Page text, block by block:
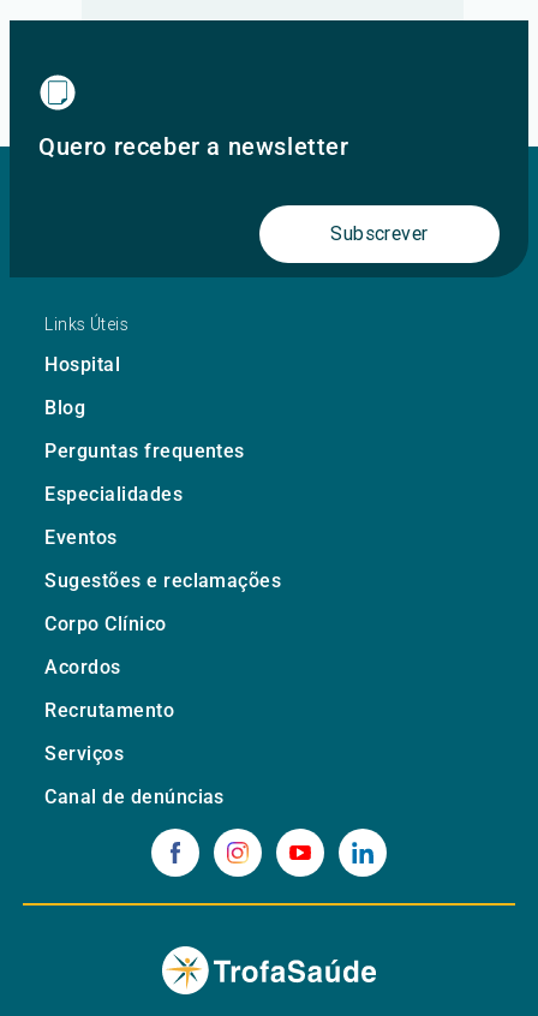
Quero receber a newsletter
Subscrever
Links Úteis
Hospital
Blog
Perguntas frequentes
Especialidades
Eventos
Sugestões e reclamações
Corpo Clínico
Acordos
Recrutamento
Serviços
Canal de denúncias